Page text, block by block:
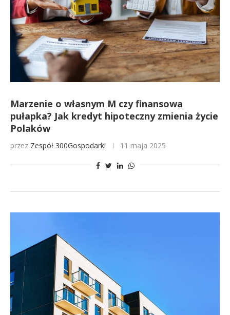
Marzenie o własnym M czy finansowa
pułapka? Jak kredyt hipoteczny zmienia życie
Polaków
przez Zespół 300Gospodarki 11 maja 2025